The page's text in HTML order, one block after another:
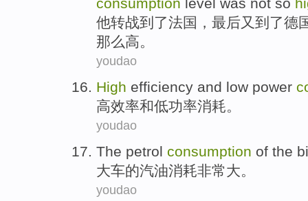
consumption level was not so
他转战到了法国 ， 最后又到了德
那么高。
youdao
High efficiency and low power
高效率和低功率消耗。
youdao
The petrol consumption of the
大车的汽油消耗非常大。
youdao